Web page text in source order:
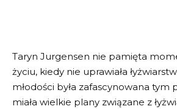
Taryn Jurgensen nie pamięta
życiu, kiedy nie uprawiała
młodości była zafascynowana
miała wielkie plany związane z